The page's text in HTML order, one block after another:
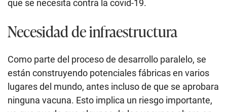
que se necesita contra la covid-19.
Necesidad de infraestructura
Como parte del proceso de desarrollo paralelo, se
están construyendo potenciales fábricas en varios
lugares del mundo, antes incluso de que se aprobara
ninguna vacuna. Esto implica un riesgo importante,